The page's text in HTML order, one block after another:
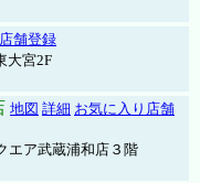
舗登録
大宮2F
地図 詳細 お気に入り店舗
エア武蔵浦和店３階